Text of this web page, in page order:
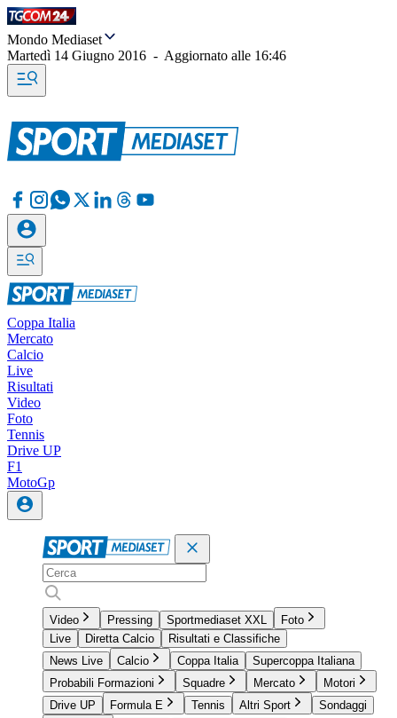
Mondo Mediaset
Martedì 14 Giugno 2016 - Aggiornato alle 16:46
Coppa Italia
Mercato
Calcio
Live
Risultati
Video
Foto
Tennis
Drive UP
F1
MotoGp
Video Pressing Sportmediaset XXL
Foto
Live
Diretta Calcio
Risultati e Classifiche
News Live
Calcio Coppa Italia
Supercoppa Italiana
Probabili Formazioni
Squadre Mercato
Motori
Drive UP
Formula E Tennis Altri Sport
Sondaggi